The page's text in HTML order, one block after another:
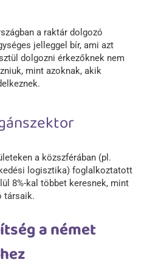
a raktár dolgozó
jelleggel bír, ami azt
dolgozni érkezőknek nem
mint azoknak, akik
a közszférában (pl.
logisztika) foglalkoztatott
8%-kal többet keresnek, mint
társaik.
a német